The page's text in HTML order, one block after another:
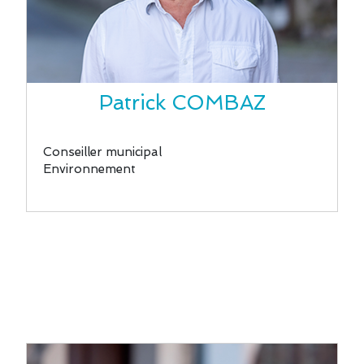
Patrick COMBAZ
Conseiller municipal
Environnement